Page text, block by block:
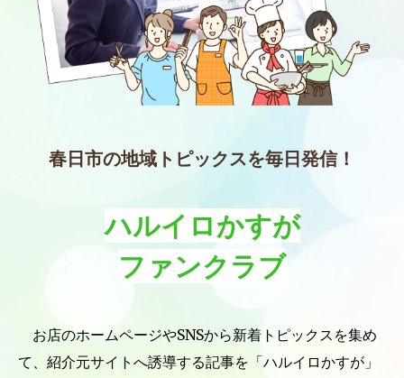
春日市の地域トピックスを毎日発信！
ハルイロかすが
ファンクラブ
お店のホームページやSNSから新着トピックスを集め
て、 紹介元サイトへ誘導する記事を「ハルイロかすが」